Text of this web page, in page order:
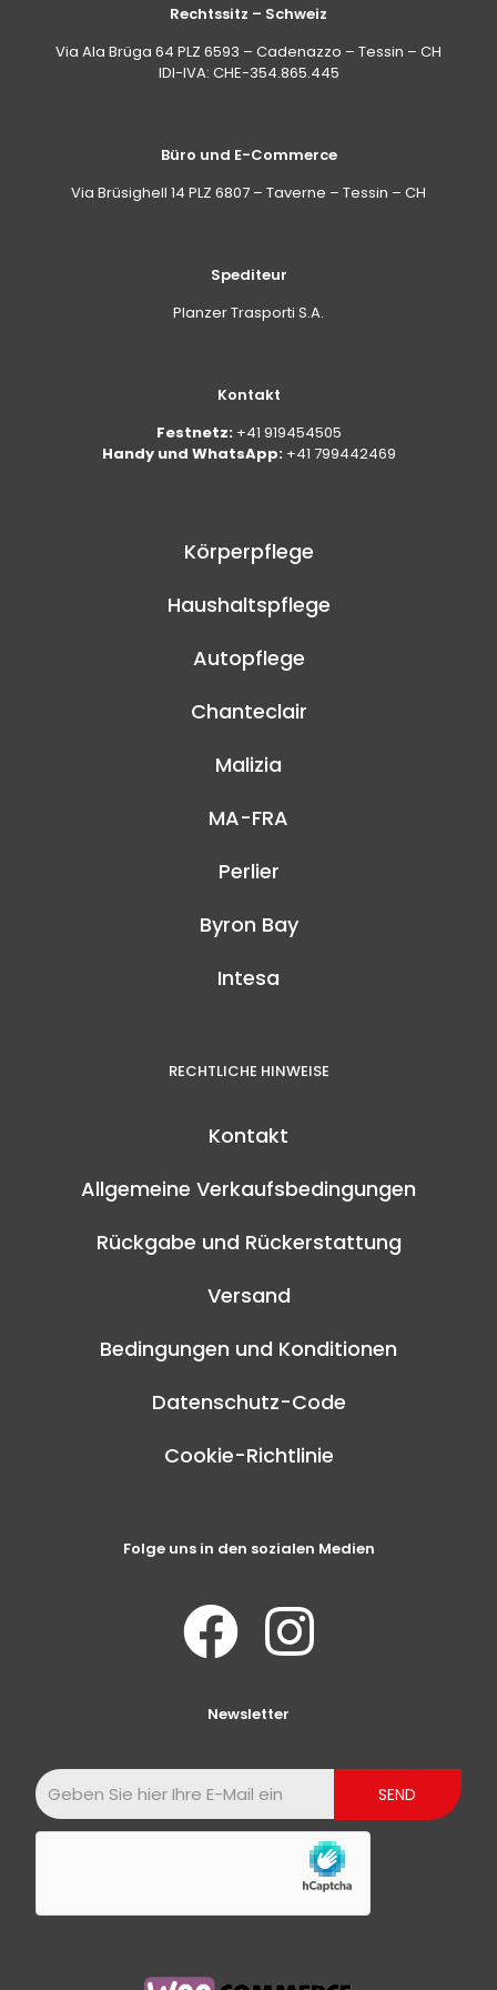
Personen, die häufig waschen oder mehrere
Fahrzeuge pflegen?
Fahrzeuge gewaschen werden. Der 5-Liter-Kanister
neutralen Shampoo zu und erlaubt die Nutzung des
Einhaltung der vorgesehenen Verdünnungen.
Rechtssitz – Schweiz
Via Ala Brüga 64 PLZ 6593 – Cadenazzo – Tessin – CH
IDI-IVA: CHE-354.865.445
Büro und E-Commerce
Via Brüsighell 14 PLZ 6807 – Taverne – Tessin – CH
Spediteur
Planzer Trasporti S.A.
Kontakt
Festnetz: +41 919454505
Handy und WhatsApp: +41 799442469
Körperpflege
Haushaltspflege
Autopflege
Chanteclair
Malizia
MA-FRA
Perlier
Byron Bay
Intesa
RECHTLICHE HINWEISE
Kontakt
Allgemeine Verkaufsbedingungen
Rückgabe und Rückerstattung
Versand
Bedingungen und Konditionen
Datenschutz-Code
Cookie-Richtlinie
Folge uns in den sozialen Medien
Newsletter